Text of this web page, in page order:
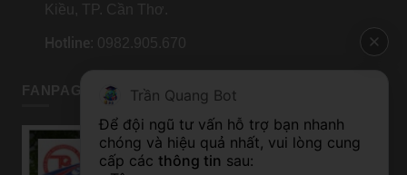
Kiều, TP. Cần Thơ.
Hotline: 0982.905.670
FANPAGE HÀ NỘITrần Quang Bot
Để đội ngũ tư vấn hỗ trợ bạn nhanh
chóng và hiệu quả nhất, vui lòng cung
cấp các thông tin sau: